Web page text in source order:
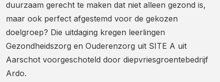
duurzaam gerecht te maken dat niet alleen gezond is,
maar ook perfect afgestemd voor de gekozen
doelgroep? Die uitdaging kregen leerlingen
Gezondheidszorg en Ouderenzorg uit SITE A uit
Aarschot voorgeschoteld door diepvriesgroentebedrijf
Ardo.